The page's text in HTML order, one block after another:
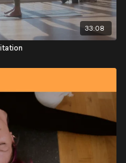
33:08